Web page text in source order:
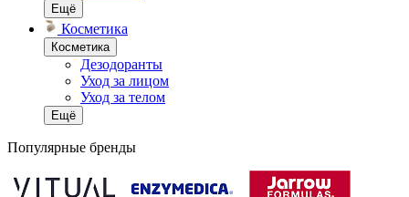
Ещё
Косметика
Косметика
Дезодоранты
Уход за лицом
Уход за телом
Ещё
Популярные бренды